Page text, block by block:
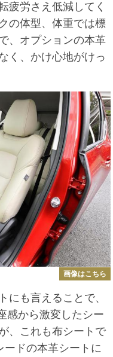
疲労さえ低減してく
の体型、体重では標
、オプションの本革
く、かけ心地がけっ
画像はこちら
も言えることで、
から激変したシー
、これも布シートで
ードの本革シートに